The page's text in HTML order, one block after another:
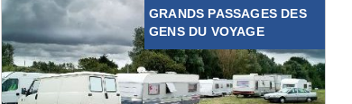
GRANDS PASSAGES DES
GENS DU VOYAGE